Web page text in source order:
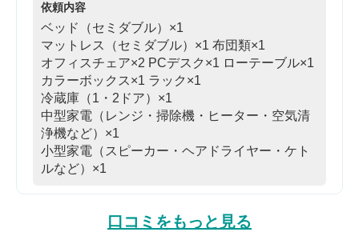
依頼内容
ベッド（セミダブル）×1
マットレス（セミダブル）×1 布団類×1
オフィスチェア×2 PCデスク×1 ローテーブル×1
カラーボックス×1 ラック×1
冷蔵庫（1・2ドア）×1
中型家電（レンジ・掃除機・ヒーター・空気清
浄機など）×1
小型家電（スピーカー・ヘアドライヤー・ケト
ルなど）×1
口コミをもっと見る